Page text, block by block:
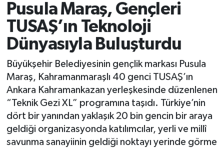
Pusula Maraş, Gençleri
TUSAŞ’ın Teknoloji
Dünyasıyla Buluşturdu
Büyükşehir Belediyesinin gençlik markası Pusula
Maraş, Kahramanmaraşlı 40 genci TUSAŞ’ın
Ankara Kahramankazan yerleşkesinde düzenlenen
“Teknik Gezi XL” programına taşıdı. Türkiye’nin
dört bir yanından yaklaşık 20 bin gencin bir araya
geldiği organizasyonda katılımcılar, yerli ve millî
savunma sanayiinin geldiği noktayı yerinde görme
Gündem
Magazin
Politika
Sağlık
Spor
Tarih - Kültür - Sanat - Turizm
Tüm Manşetler
Son Dakika Haberleri
Haber Arşivi